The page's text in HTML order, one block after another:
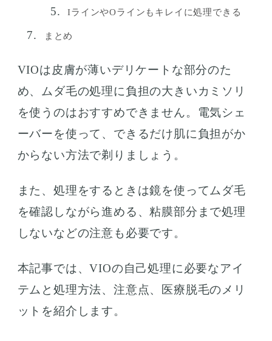
IラインやOラインもキレイに処理できる
まとめ
VIOは皮膚が薄いデリケートな部分のた
め、ムダ毛の処理に負担の大きいカミソリ
を使うのはおすすめできません。電気シェ
ーバーを使って、できるだけ肌に負担がか
からない方法で剃りましょう。
また、処理をするときは鏡を使ってムダ毛
を確認しながら進める、粘膜部分まで処理
しないなどの注意も必要です。
本記事では、VIOの自己処理に必要なアイ
テムと処理方法、注意点、医療脱毛のメリ
ットを紹介します。